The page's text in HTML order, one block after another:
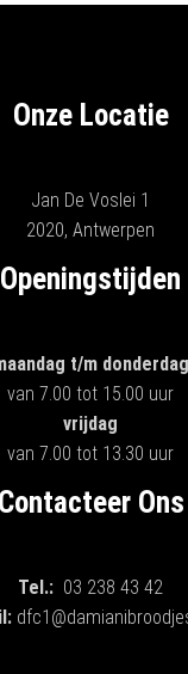
Onze Locatie
Jan De Voslei 1
2020, Antwerpen
Openingstijden
t/m donderdag
van 7.00 tot 15.00 uur
vrijdag
van 7.00 tot 13.30 uur
Contacteer Ons
Tel.: 03 238 43 42